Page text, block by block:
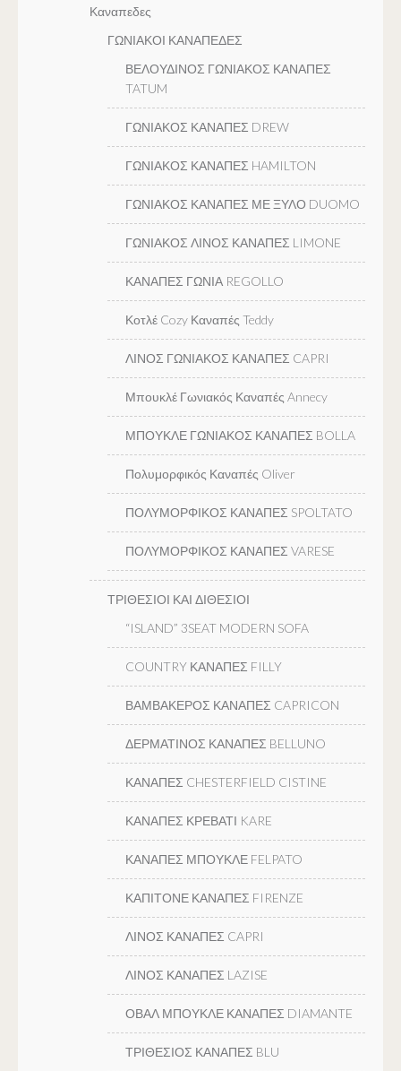
Καναπεδες
ΓΩΝΙΑΚΟΙ ΚΑΝΑΠΕΔΕΣ
ΒΕΛΟΥΔΙΝΟΣ ΓΩΝΙΑΚΟΣ ΚΑΝΑΠΕΣ
TATUM
ΓΩΝΙΑΚΟΣ ΚΑΝΑΠΕΣ DREW
ΓΩΝΙΑΚΟΣ ΚΑΝΑΠΕΣ HAMILTON
ΓΩΝΙΑΚΟΣ ΚΑΝΑΠΕΣ ΜΕ ΞΥΛΟ DUOMO
ΓΩΝΙΑΚΟΣ ΛΙΝΟΣ ΚΑΝΑΠΕΣ LIMONE
ΚΑΝΑΠΕΣ ΓΩΝΙΑ REGOLLO
Κοτλέ Cozy Καναπές Teddy
ΛΙΝΟΣ ΓΩΝΙΑΚΟΣ ΚΑΝΑΠΕΣ CAPRI
Μπουκλέ Γωνιακός Καναπές Annecy
ΜΠΟΥΚΛΕ ΓΩΝΙΑΚΟΣ ΚΑΝΑΠΕΣ BOLLA
Πολυμορφικός Καναπές Oliver
ΠΟΛΥΜΟΡΦΙΚΟΣ ΚΑΝΑΠΕΣ SPOLTATO
ΠΟΛΥΜΟΡΦΙΚΟΣ ΚΑΝΑΠΕΣ VARESE
ΤΡΙΘΕΣΙΟΙ ΚΑΙ ΔΙΘΕΣΙΟΙ
“ISLAND” 3SEAT MODERN SOFA
COUNTRY ΚΑΝΑΠΕΣ FILLY
ΒΑΜΒΑΚΕΡΟΣ ΚΑΝΑΠΕΣ CAPRICON
ΔΕΡΜΑΤΙΝΟΣ ΚΑΝΑΠΕΣ BELLUNO
ΚΑΝΑΠΕΣ CHESTERFIELD CISTINE
ΚΑΝΑΠΕΣ ΚΡΕΒΑΤΙ KARE
ΚΑΝΑΠΕΣ ΜΠΟΥΚΛΕ FELPATO
ΚΑΠΙΤΟΝΕ ΚΑΝΑΠΕΣ FIRENZE
ΛΙΝΟΣ ΚΑΝΑΠΕΣ CAPRI
ΛΙΝΟΣ ΚΑΝΑΠΕΣ LAZISE
ΟΒΑΛ ΜΠΟΥΚΛΕ ΚΑΝΑΠΕΣ DIAMANTE
ΤΡΙΘΕΣΙΟΣ ΚΑΝΑΠΕΣ BLU